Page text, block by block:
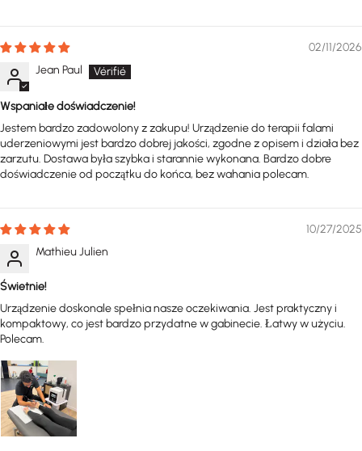
02/11/2026
Jean Paul
Wspaniałe doświadczenie!
Jestem bardzo zadowolony z zakupu! Urządzenie do terapii falami
uderzeniowymi jest bardzo dobrej jakości, zgodne z opisem i działa bez
zarzutu. Dostawa była szybka i starannie wykonana. Bardzo dobre
doświadczenie od początku do końca, bez wahania polecam.
10/27/2025
Mathieu Julien
Świetnie!
Urządzenie doskonale spełnia nasze oczekiwania. Jest praktyczny i
kompaktowy, co jest bardzo przydatne w gabinecie. Łatwy w użyciu.
Polecam.